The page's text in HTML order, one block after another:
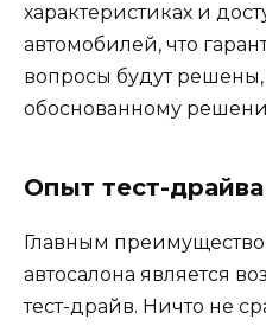
характеристиках и
автомобилей, что
вопросы будут
обоснованному
Опыт тест-драйва
Главным
автосалона является
тест-драйв. Ничто не